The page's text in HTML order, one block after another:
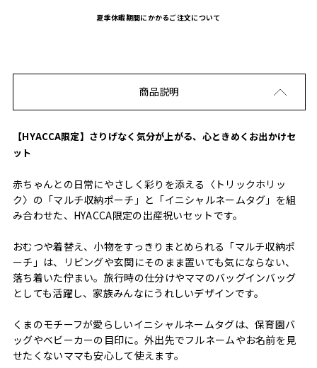
夏季休暇期間にかかるご注文について
商品説明
【HYACCA限定】さりげなく気分が上がる、心ときめくお出かけセ
ット
赤ちゃんとの日常にやさしく彩りを添える〈トリックホリッ
ク〉の「マルチ収納ポーチ」と「イニシャルネームタグ」を組
み合わせた、HYACCA限定の出産祝いセットです。
おむつや着替え、小物をすっきりまとめられる「マルチ収納ポ
ーチ」は、リビングや玄関にそのまま置いても気にならない、
落ち着いた佇まい。旅行時の仕分けやママのバッグインバッグ
としても活躍し、家族みんなにうれしいデザインです。
くまのモチーフが愛らしいイニシャルネームタグは、保育園バ
ッグやベビーカーの目印に。外出先でフルネームやお名前を見
せたくないママも安心して使えます。